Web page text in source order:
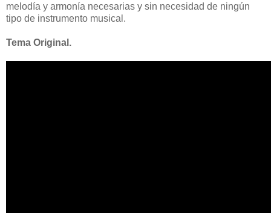
melodía y armonía necesarias y sin necesidad de ningún
tipo de instrumento musical.
Tema Original.